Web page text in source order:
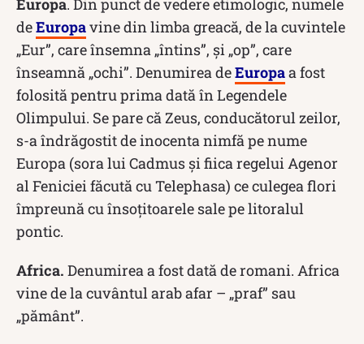
Europa. Din punct de vedere etimologic, numele
deEuropavine din limba greacă, de la cuvintele
„Eur”, care însemna „întins”, şi „op”, care
înseamnă „ochi”. Denumirea deEuropaa fost
folosită pentru prima dată în Legendele
Olimpului. Se pare că Zeus, conducătorul zeilor,
s-a îndrăgostit de inocenta nimfă pe nume
Europa (sora lui Cadmus şi fiica regelui Agenor
al Feniciei făcută cu Telephasa) ce culegea flori
împreună cu însoţitoarele sale pe litoralul
pontic.
Africa. Denumirea a fost dată de romani. Africa
vine de la cuvântul arab afar – „praf” sau
„pământ”.